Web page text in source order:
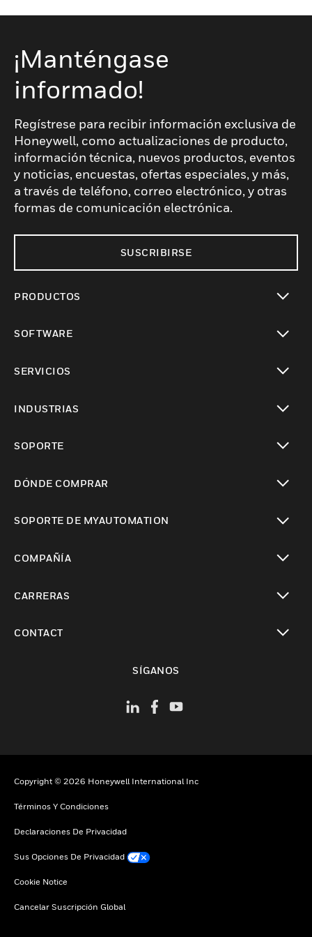
¡Manténgase
informado!
Regístrese para recibir información exclusiva de
Honeywell, como actualizaciones de producto,
información técnica, nuevos productos, eventos
y noticias, encuestas, ofertas especiales, y más,
a través de teléfono, correo electrónico, y otras
formas de comunicación electrónica.
SUSCRIBIRSE
PRODUCTOS
SOFTWARE
SERVICIOS
INDUSTRIAS
SOPORTE
DÓNDE COMPRAR
SOPORTE DE MYAUTOMATION
COMPAÑÍA
CARRERAS
CONTACT
SÍGANOS
Copyright © 2026 Honeywell International Inc
Términos Y Condiciones
Declaraciones De Privacidad
Sus Opciones De Privacidad
Cookie Notice
Cancelar Suscripción Global